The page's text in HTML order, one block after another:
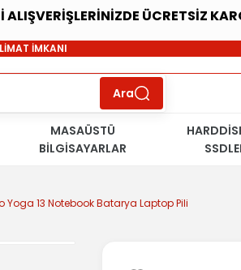
ÜCRETSİZ
İMKANI
İMKANI
HAKKI
ÜRÜNLER
Ara
MASAÜSTÜ
BİLGİSAYARLAR
Yoga 13 Notebook Batarya Laptop Pili